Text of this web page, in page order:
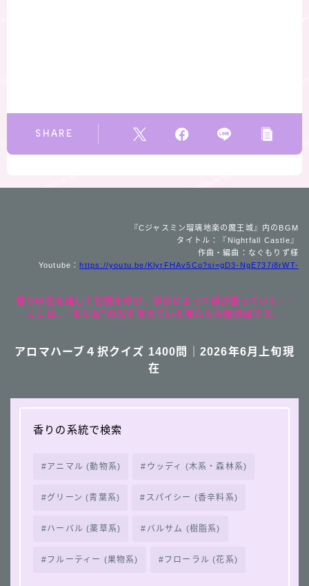
SHARE
『Cジャスミン瑠璃地楽の魔王城』内のBGM
タイトル：『Nightfall Castle』
作曲・編曲：なぐもりず様
Youtube： https://youtu.be/KlyrFHAv5Co?si=gD3-NgE737i8rWT-
香りの色を通して記憶を呼び、学びによって魂が整っていく──
ここは、“またね”の光を覚えている者たちの魔導城です。
アロマハーブ４択クイズ 1400問｜2026年6月上旬現
在
香りの系統で検索
アニマル (動物系) ウッディ (木系・森林系)
グリーン (青葉系) スパイシー (香辛料系)
ハーバル (薬草系) バルサム (樹脂系)
フルーティー (果物系) フローラル (花系)